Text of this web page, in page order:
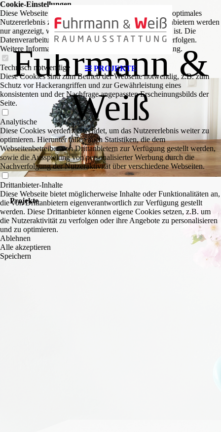
PROJEKTE
tung
Fuhrmann &
Weiß
Projekte
Cookie-Einstellungen
Diese Webseite verwendet Cookies, um Besuchern ein optimales
Nutzererlebnis zu bieten. Bestimmte Inhalte von Drittanbietern werden
nur angezeigt, wenn die entsprechende Option aktiviert ist. Die
Datenverarbeitung kann dann auch in einem Drittland erfolgen.
Weitere Informationen hierzu in der Datenschutzerklärung.
Technisch notwendige
Diese Cookies sind zum Betrieb der Webseite notwendig, z.B. zum
Schutz vor Hackerangriffen und zur Gewährleistung eines
konsistenten und der Nachfrage angepassten Erscheinungsbilds der
Seite.
Analytische
Diese Cookies werden verwendet, um das Nutzererlebnis weiter zu
optimieren. Hierunter fallen auch Statistiken, die dem
Webseitenbetreiber von Drittanbietern zur Verfügung gestellt werden,
sowie die Ausspielung von personalisierter Werbung durch die
Nachverfolgung der Nutzeraktivität über verschiedene Webseiten.
Drittanbieter-Inhalte
Diese Webseite bietet möglicherweise Inhalte oder Funktionalitäten an,
die von Drittanbietern eigenverantwortlich zur Verfügung gestellt
werden. Diese Drittanbieter können eigene Cookies setzen, z.B. um
die Nutzeraktivität zu verfolgen oder ihre Angebote zu personalisieren
und zu optimieren.
Ablehnen
Alle akzeptieren
Speichern